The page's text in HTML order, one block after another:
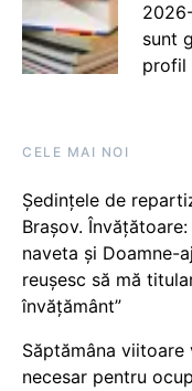
sunt
profil
CELE MAI NOI
Ședințele de
Brașov.
naveta și Doamne-
reușesc să mă
învățământ”
Săptămâna
necesar pentru